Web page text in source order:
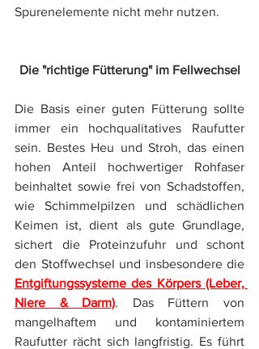
Spurenelemente nicht mehr nutzen.
Die "richtige Fütterung" im Fellwechsel
Die Basis einer guten Fütterung sollte
immer ein
hochqualitatives Raufutter
sein. Bestes Heu und Stroh, das einen
hohen Anteil hochwertiger Rohfaser
beinhaltet sowie frei von Schadstoffen,
wie Schimmelpilzen und schädlichen
Keimen ist, dient als gute Grundlage,
sichert die Proteinzufuhr und schont
Entgiftungssysteme des Körpers (Leber,
Niere & Darm). Das Füttern von
mangelhaftem und kontaminiertem
Raufutter rächt sich langfristig. Es führt